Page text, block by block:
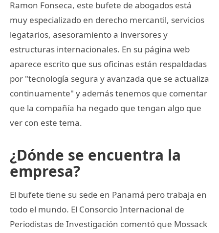
Ramon Fonseca, este bufete de abogados está
muy especializado en derecho mercantil, servicios
legatarios, asesoramiento a inversores y
estructuras internacionales. En su página web
aparece escrito que sus oficinas están respaldadas
por "tecnología segura y avanzada que se actualiza
continuamente" y además tenemos que comentar
que la compañía ha negado que tengan algo que
ver con este tema.
¿Dónde se encuentra la
empresa?
El bufete tiene su sede en Panamá pero trabaja en
todo el mundo. El Consorcio Internacional de
Periodistas de Investigación comentó que Mossack